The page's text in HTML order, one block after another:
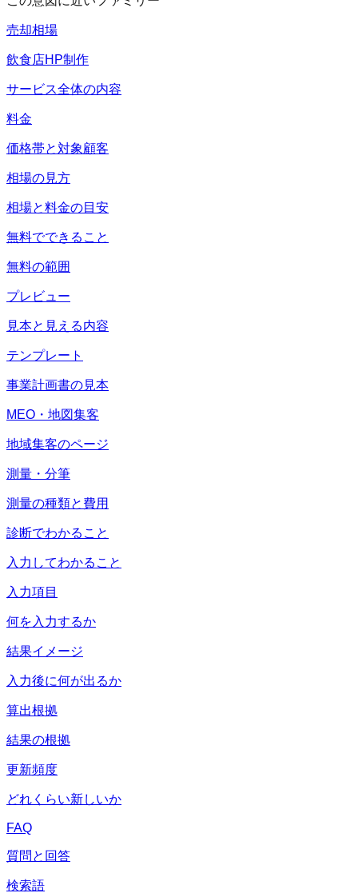
売却相場
飲食店HP制作
サービス全体の内容
料金
価格帯と対象顧客
相場の見方
相場と料金の目安
無料でできること
無料の範囲
プレビュー
見本と見える内容
テンプレート
事業計画書の見本
MEO・地図集客
地域集客のページ
測量・分筆
測量の種類と費用
診断でわかること
入力してわかること
入力項目
何を入力するか
結果イメージ
入力後に何が出るか
算出根拠
結果の根拠
更新頻度
どれくらい新しいか
FAQ
質問と回答
検索語